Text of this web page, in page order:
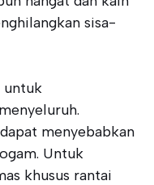
sisa-
untuk
menyebabkan
Untuk
khusus rantai